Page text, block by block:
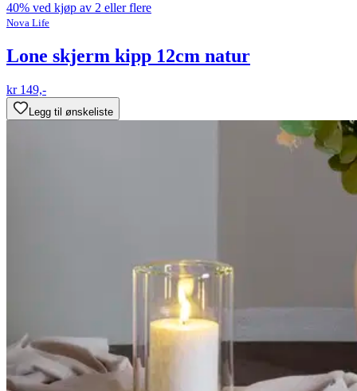
40% ved kjøp av 2 eller flere
Nova Life
Lone skjerm kipp 12cm natur
kr 149,-
Legg til ønskeliste